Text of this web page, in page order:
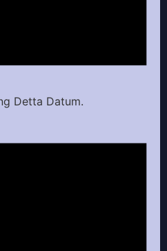
Detta Datum.